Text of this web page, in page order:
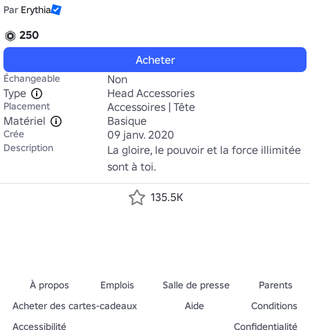
Par Erythia
250
Acheter
Échangeable
Non
Type
Head Accessories
Placement
Accessoires | Tête
Matériel
Basique
Crée 09 janv. 2020
Description
La gloire, le pouvoir et la force illimitée
sont à toi.
135.5K
À propos Emplois Salle de presse
Parents
Acheter des cartes-cadeaux
Aide
Conditions
Accessibilité
Confidentialité